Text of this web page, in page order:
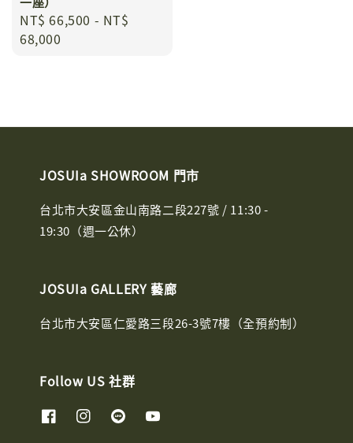
Regular
price
NT$ 66,500 - NT$
68,000
JOSUIa SHOWROOM 門市
台北市大安區金山南路二段227號 / 11:30 -
19:30（週一公休）
JOSUIa GALLERY 藝廊
台北市大安區仁愛路三段26-3號7樓（全預約制）
Follow US 社群